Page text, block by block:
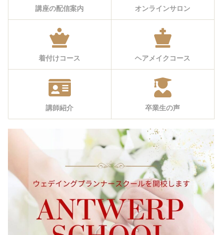
講座の配信案内 オンラインサロン
着付けコース ヘアメイクコース
講師紹介 卒業生の声